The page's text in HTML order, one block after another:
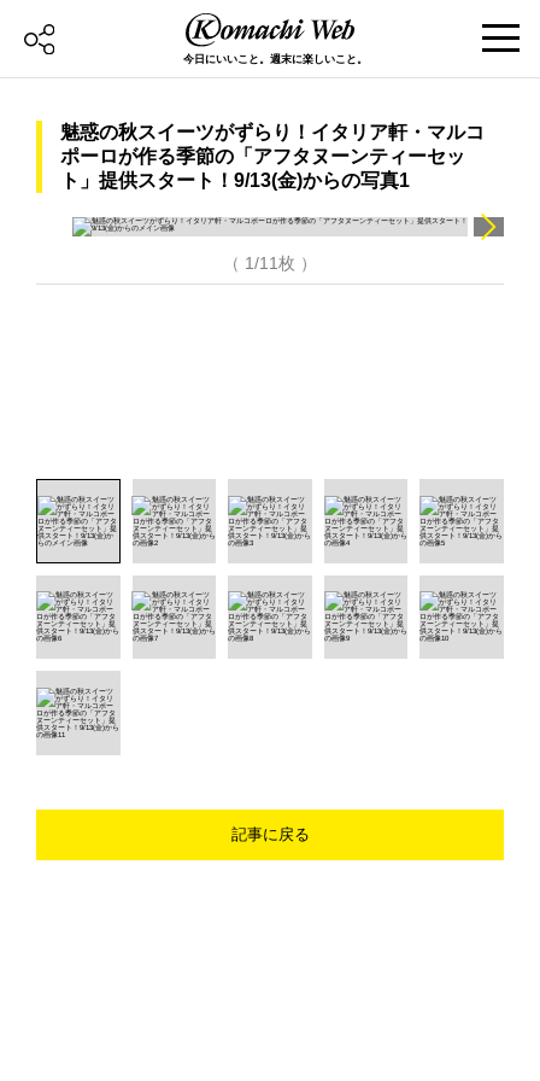
今日にいいこと。週末に楽しいこと。
魅惑の秋スイーツがずらり！イタリア軒・マルコ
ポーロが作る季節の「アフタヌーンティーセッ
ト」提供スタート！9/13(金)からの写真1
（ 1/11枚 ）
記事に戻る